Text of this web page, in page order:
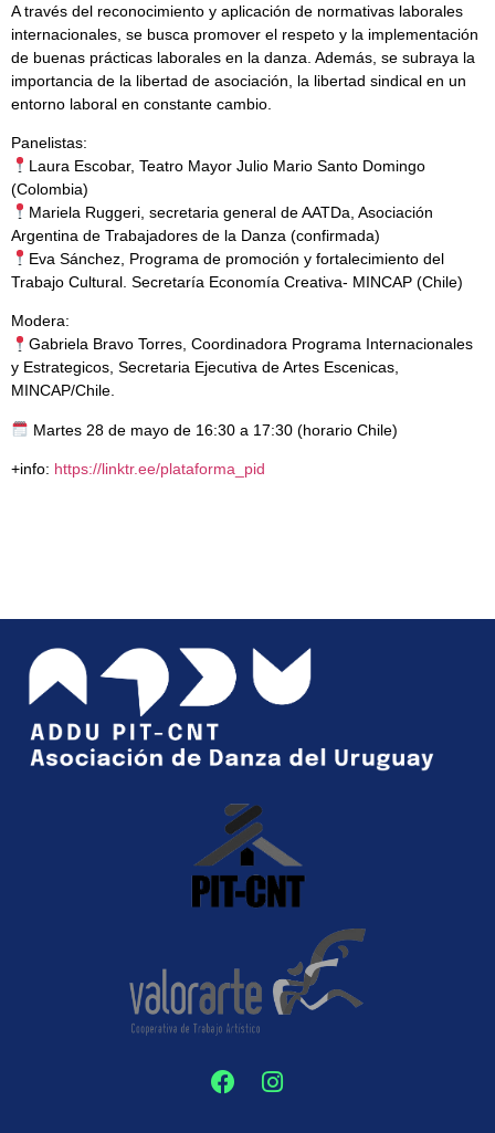
A través del reconocimiento y aplicación de normativas laborales
internacionales, se busca promover el respeto y la implementación
de buenas prácticas laborales en la danza. Además, se subraya la
importancia de la libertad de asociación, la libertad sindical en un
entorno laboral en constante cambio.
Panelistas:
Laura Escobar, Teatro Mayor Julio Mario Santo Domingo
(Colombia)
Mariela Ruggeri, secretaria general de AATDa, Asociación
Argentina de Trabajadores de la Danza (confirmada)
Eva Sánchez, Programa de promoción y fortalecimiento del
Trabajo Cultural. Secretaría Economía Creativa- MINCAP (Chile)
Modera:
Gabriela Bravo Torres, Coordinadora Programa Internacionales
y Estrategicos, Secretaria Ejecutiva de Artes Escenicas,
MINCAP/Chile.
Martes 28 de mayo de 16:30 a 17:30 (horario Chile)
+info: https://linktr.ee/plataforma_pid